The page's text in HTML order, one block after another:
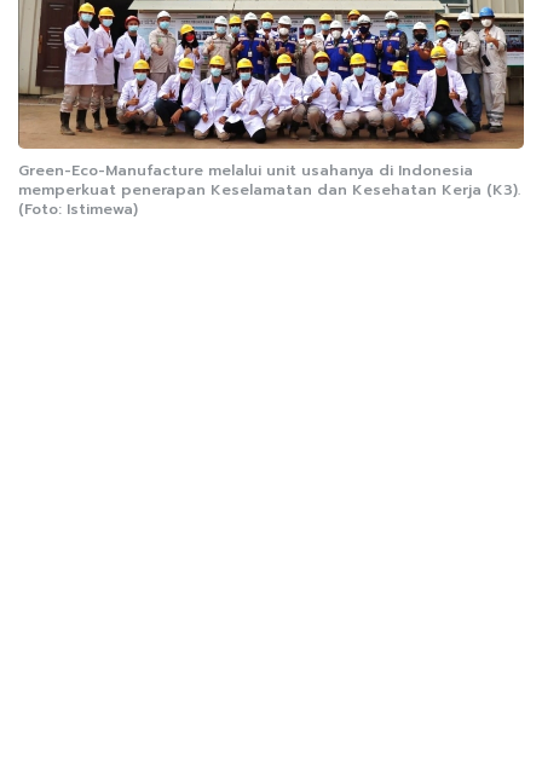
Green-Eco-Manufacture melalui unit usahanya di Indonesia
memperkuat penerapan Keselamatan dan Kesehatan Kerja (K3).
(Foto: Istimewa)